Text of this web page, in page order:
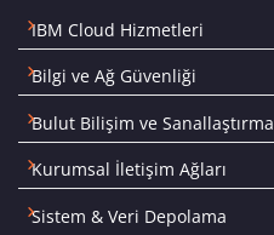
IBM Cloud Hizmetleri
Bilgi ve Ağ Güvenliği
Bulut Bilişim ve Sanallaştırma
Kurumsal İletişim Ağları
Sistem & Veri Depolama